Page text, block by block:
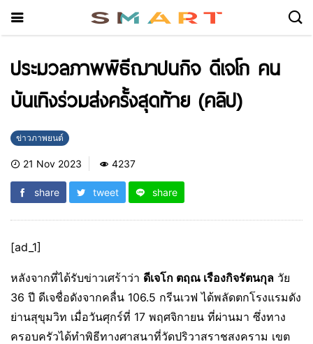
ประมวลภาพพิธีฌาปนกิจ ดีเจโก คน
บันเทิงร่วมส่งครั้งสุดท้าย (คลิป)
ข่าวภาพยนต์
21 Nov 2023 4237
share tweet share
[ad_1]
หลังจากที่ได้รับข่าวเศร้าว่า ดีเจโก ตฤณ เรืองกิจรัตนกุล วัย
36 ปี ดีเจชื่อดังจากคลื่น 106.5 กรีนเวฟ ได้พลัดตกโรงแรมดัง
ย่านสุขุมวิท เมื่อวันศุกร์ที่ 17 พฤศจิกายน ที่ผ่านมา ซึ่งทาง
ครอบครัวได้ทำพิธีทางศาสนาที่วัดปริวาสราชสงคราม เขต